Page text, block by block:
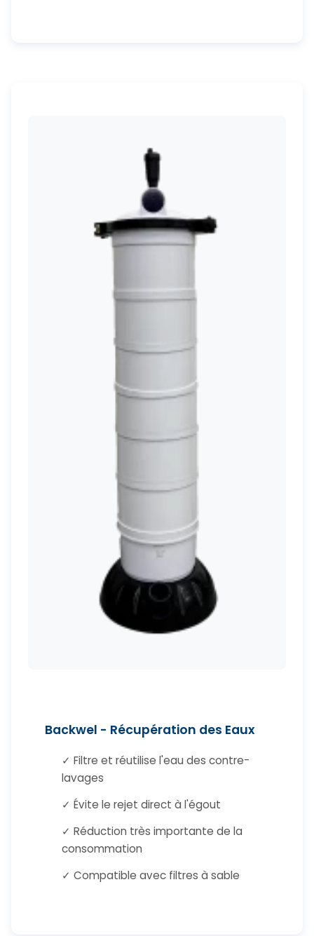
Backwel - Récupération des Eaux
✓ Filtre et réutilise l'eau des contre-
lavages
✓ Évite le rejet direct à l'égout
✓ Réduction très importante de la
consommation
✓ Compatible avec filtres à sable